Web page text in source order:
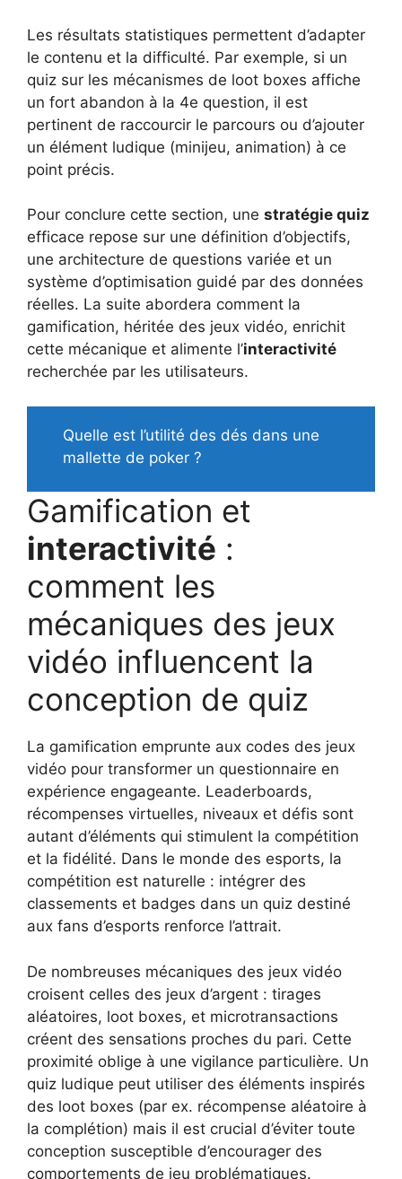
Les résultats statistiques permettent d’adapter
le contenu et la difficulté. Par exemple, si un
quiz sur les mécanismes de loot boxes affiche
un fort abandon à la 4e question, il est
pertinent de raccourcir le parcours ou d’ajouter
un élément ludique (minijeu, animation) à ce
point précis.
Pour conclure cette section, une stratégie quiz
efficace repose sur une définition d’objectifs,
une architecture de questions variée et un
système d’optimisation guidé par des données
réelles. La suite abordera comment la
gamification, héritée des jeux vidéo, enrichit
cette mécanique et alimente l’interactivité
recherchée par les utilisateurs.
Quelle est l’utilité des dés dans une
mallette de poker ?
Gamification et
interactivité :
comment les
mécaniques des jeux
vidéo influencent la
conception de quiz
La gamification emprunte aux codes des jeux
vidéo pour transformer un questionnaire en
expérience engageante. Leaderboards,
récompenses virtuelles, niveaux et défis sont
autant d’éléments qui stimulent la compétition
et la fidélité. Dans le monde des esports, la
compétition est naturelle : intégrer des
classements et badges dans un quiz destiné
aux fans d’esports renforce l’attrait.
De nombreuses mécaniques des jeux vidéo
croisent celles des jeux d’argent : tirages
aléatoires, loot boxes, et microtransactions
créent des sensations proches du pari. Cette
proximité oblige à une vigilance particulière. Un
quiz ludique peut utiliser des éléments inspirés
des loot boxes (par ex. récompense aléatoire à
la complétion) mais il est crucial d’éviter toute
conception susceptible d’encourager des
comportements de jeu problématiques.